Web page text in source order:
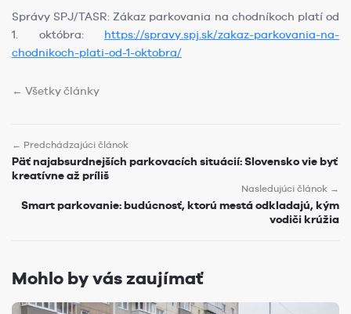
Správy SPJ/TASR: Zákaz parkovania na chodníkoch platí od
1. októbra: https://spravy.spj.sk/zakaz-parkovania-na-
chodnikoch-plati-od-1-oktobra/
← Všetky články
← Predchádzajúci článok
Päť najabsurdnejších parkovacích situácií: Slovensko vie byť
kreatívne až príliš
Nasledujúci článok →
Smart parkovanie: budúcnosť, ktorú mestá odkladajú, kým
vodiči krúžia
Mohlo by vás zaujímať